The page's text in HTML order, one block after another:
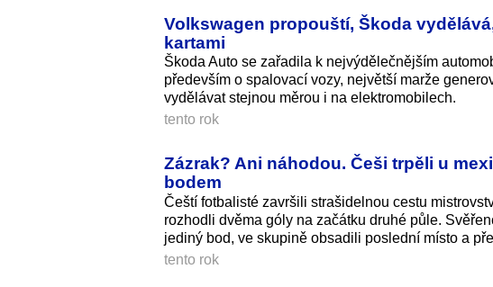
Volkswagen propouští, Škoda
kartami
Škoda Auto se zařadila k nejvýdělečnějším
především o spalovací vozy, největší marže
vydělávat stejnou měrou i na elektromobilech.
tento rok
Zázrak? Ani náhodou. Češi trpěli u
bodem
Čeští fotbalisté završili strašidelnou cestu
rozhodli dvěma góly na začátku druhé půle.
jediný bod, ve skupině obsadili poslední místo a
tento rok